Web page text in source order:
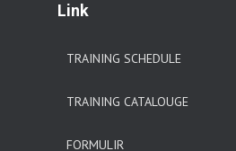
Link
TRAINING SCHEDULE
TRAINING CATALOUGE
FORMULIR